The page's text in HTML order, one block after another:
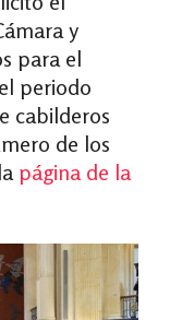
y
para el
periodo
cabilderos
de los
página de la